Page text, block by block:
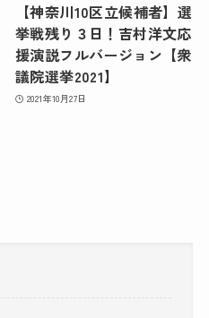
【神奈川10区立候補者】選
挙戦残り３日！吉村洋文応
援演説フルバージョン【衆
議院選挙2021】
2021年10月27日